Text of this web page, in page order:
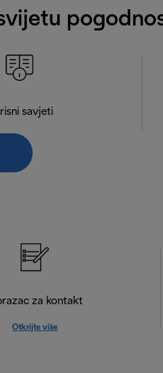
savjeti
za kontakt
Otkrijte više